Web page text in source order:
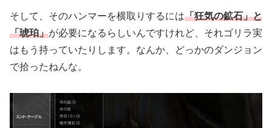
そして、そのハンマーを横取りするには「狂気の鉱石」と
「琥珀」が必要になるらしいんですけれど、それゴリラ実
はもう持っていたりします。なんか、どっかのダンジョン
で拾ったねんな。